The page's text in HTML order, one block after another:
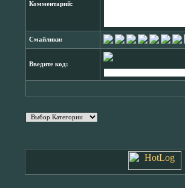
Комментарий:
Смайлики:
Введите код: